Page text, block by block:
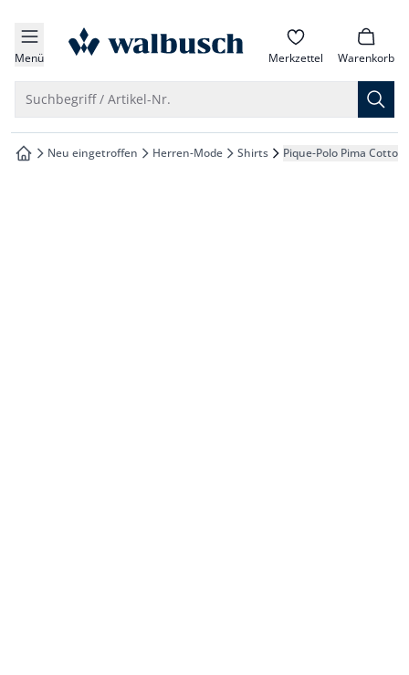
springen
springen
springen
springen
Menü zur Startseite Merkzettel Warenkorb
Suchbegriff / Artikel-Nr.
zur Startseite
Neu eingetroffen Herren-Mode Shirts Pique-Polo Pima Cotton